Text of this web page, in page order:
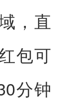
，直
包可
分钟